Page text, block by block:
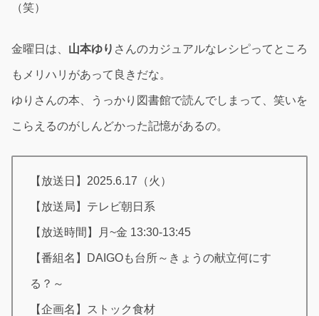
（笑）
金曜日は、 山本ゆり さんのカジュアルなレシピってところ
もメリハリがあって良きだな。
ゆりさんの本、うっかり図書館で読んでしまって、笑いを
こらえるのがしんどかった記憶があるの。
【放送日】2025.6.17（火）
【放送局】テレビ朝日系
【放送時間】月~金 13:30-13:45
【番組名】DAIGOも台所～きょうの献立何にす
る？～
【企画名】ストック食材